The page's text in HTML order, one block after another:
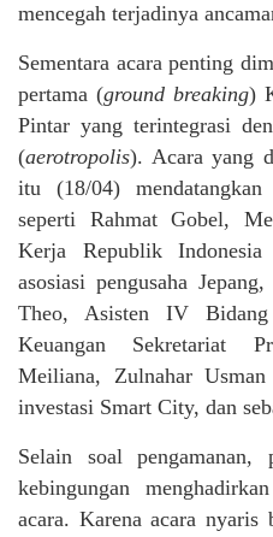
mencegah terjadinya
Sementara acara penting
pertama (ground breaking)
Pintar yang terintegrasi
(aerotropolis). Acara yang
itu (18/04)
seperti Rahmat Gobel,
Kerja Republik
asosiasi pengusaha
Theo, Asisten IV
Keuangan Sekretariat
Meiliana, Zulnahar
investasi Smart City, dan
Selain soal
kebingungan
acara. Karena acara